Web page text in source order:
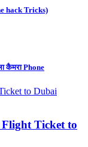
hack Tricks)
कैमरा Phone
Flight Ticket to